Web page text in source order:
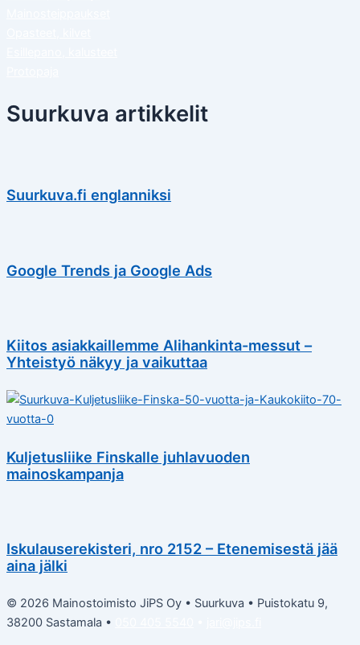
Suurkuva artikkelit
Suurkuva.fi englanniksi
Google Trends ja Google Ads
Kiitos asiakkaillemme Alihankinta-messut –
Yhteistyö näkyy ja vaikuttaa
Kuljetusliike Finskalle juhlavuoden
mainoskampanja
Iskulauserekisteri, nro 2152 – Etenemisestä jää
aina jälki
© 2026 Mainostoimisto JiPS Oy • Suurkuva • Puistokatu 9,
38200 Sastamala •